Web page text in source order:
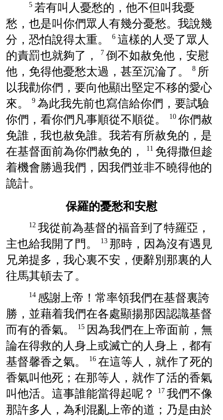
5 若有叫人憂愁的，他不但叫我憂
愁，也是叫你們眾人有幾分憂愁。我說幾
分，恐怕說得太重。
6 這樣的人受了眾人
的責罰也就夠了，
7 倒不如赦免他，安慰
他，免得他憂愁太過，甚至沉淪了。
8 所
以我勸你們，要向他顯出堅定不移的愛心
來。
9 為此我先前也寫信給你們，要試驗
你們，看你們凡事順從不順從。
10 你們赦
免誰，我也赦免誰。我若有所赦免的，是
在基督面前為你們赦免的，
11 免得撒但趁
着機會勝過我們，因我們並非不曉得他的
詭計。
保羅的憂愁和安慰
12 我從前為基督的福音到了特羅亞 ，
主也給我開了門。
13 那時，因為沒有遇見
兄弟提多 ，我心裏不安，便辭別那裏的人
往馬其頓去了。
14 感謝上帝！常率領我們在基督裏誇
勝，並藉着我們在各處顯揚那因認識基督
而有的香氣。
15 因為我們在上帝面前，無
論在得救的人身上或滅亡的人身上，都有
基督馨香之氣。
16 在這等人，就作了死的
香氣叫他死；在那等人，就作了活的香氣
叫他活。這事誰能當得起呢？
17 我們不像
那許多人，為利混亂上帝的道；乃是由於